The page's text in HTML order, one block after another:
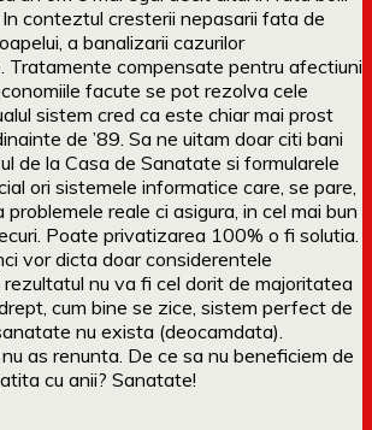
conteztul cresterii nepasarii fata de
a banalizarii cazurilor
Tratamente compensate pentru afectiuni
facute se pot rezolva cele
sistem cred ca este chiar mai prost
de ’89. Sa ne uitam doar citi bani
de la Casa de Sanatate si formularele
ori sistemele informatice care, se pare,
problemele reale ci asigura, in cel mai bun
Poate privatizarea 100% o fi solutia.
vor dicta doar considerentele
rezultatul nu va fi cel dorit de majoritatea
cum bine se zice, sistem perfect de
nu exista (deocamdata).
nu as renunta. De ce sa nu beneficiem de
cu anii? Sanatate!